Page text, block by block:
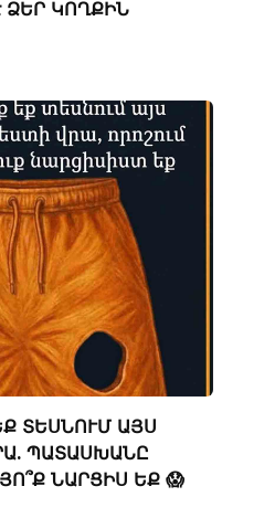
ՁԵՐ ԿՈՂՔԻՆ
ՏԵՍՆՈՒՄ ԱՅՍ
ՊԱՏԱՍԽԱՆԸ
ՆԱՐՑԻՍ ԵՔ 😱